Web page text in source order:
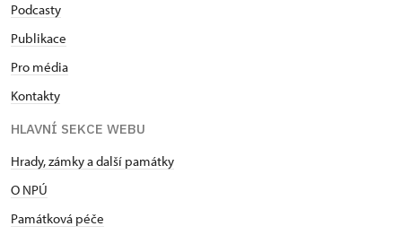
Podcasty
Publikace
Pro média
Kontakty
HLAVNÍ SEKCE WEBU
Hrady, zámky a další památky
O NPÚ
Památková péče